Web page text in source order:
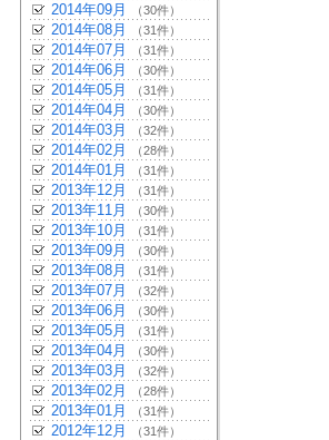
2014年09月 （30件）
2014年08月 （31件）
2014年07月 （31件）
2014年06月 （30件）
2014年05月 （31件）
2014年04月 （30件）
2014年03月 （32件）
2014年02月 （28件）
2014年01月 （31件）
2013年12月 （31件）
2013年11月 （30件）
2013年10月 （31件）
2013年09月 （30件）
2013年08月 （31件）
2013年07月 （32件）
2013年06月 （30件）
2013年05月 （31件）
2013年04月 （30件）
2013年03月 （32件）
2013年02月 （28件）
2013年01月 （31件）
2012年12月 （31件）